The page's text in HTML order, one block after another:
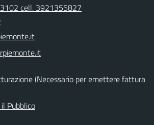
cell. 3921355827
(Necessario per emettere fattura
Pubblico